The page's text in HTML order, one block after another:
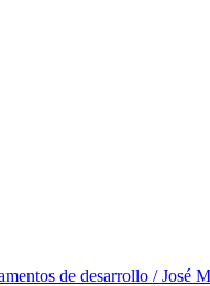
de desarrollo / José